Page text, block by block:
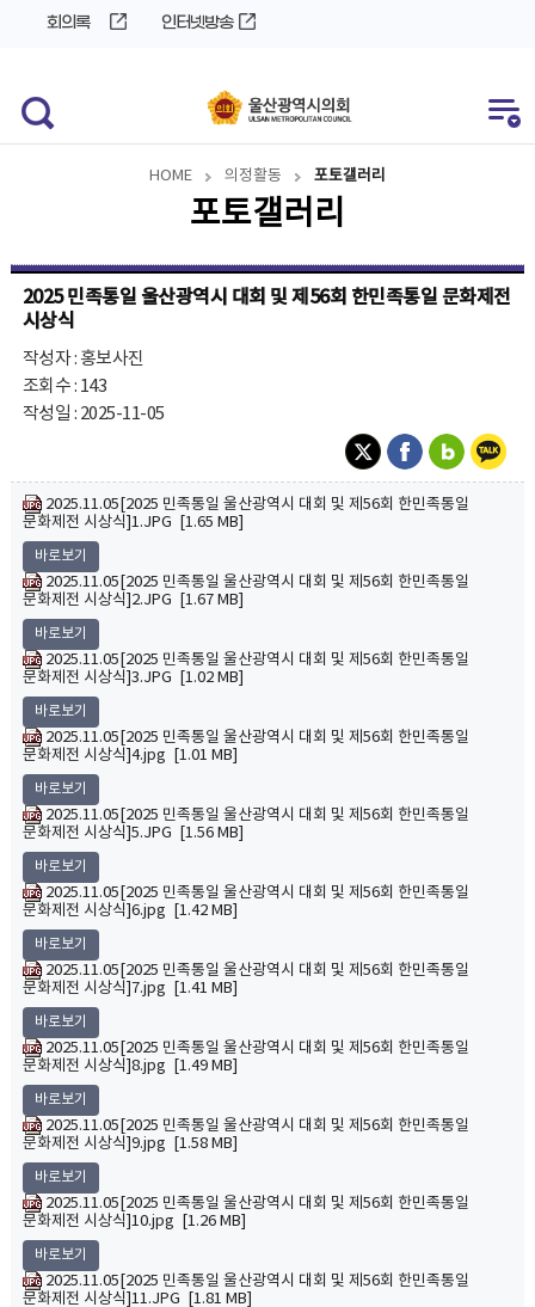
회의록 인터넷방송
HOME 의정활동 포토갤러리
포토갤러리
2025 민족통일 울산광역시 대회 및 제56회 한민족통일 문화제전
시상식
작성자 : 홍보사진
조회수 : 143
작성일 : 2025-11-05
2025.11.05[2025 민족통일 울산광역시 대회 및 제56회 한민족통일
문화제전 시상식]1.JPG [1.65 MB]
바로보기
2025.11.05[2025 민족통일 울산광역시 대회 및 제56회 한민족통일
문화제전 시상식]2.JPG [1.67 MB]
바로보기
2025.11.05[2025 민족통일 울산광역시 대회 및 제56회 한민족통일
문화제전 시상식]3.JPG [1.02 MB]
바로보기
2025.11.05[2025 민족통일 울산광역시 대회 및 제56회 한민족통일
문화제전 시상식]4.jpg [1.01 MB]
바로보기
2025.11.05[2025 민족통일 울산광역시 대회 및 제56회 한민족통일
문화제전 시상식]5.JPG [1.56 MB]
바로보기
2025.11.05[2025 민족통일 울산광역시 대회 및 제56회 한민족통일
문화제전 시상식]6.jpg [1.42 MB]
바로보기
2025.11.05[2025 민족통일 울산광역시 대회 및 제56회 한민족통일
문화제전 시상식]7.jpg [1.41 MB]
바로보기
2025.11.05[2025 민족통일 울산광역시 대회 및 제56회 한민족통일
문화제전 시상식]8.jpg [1.49 MB]
바로보기
2025.11.05[2025 민족통일 울산광역시 대회 및 제56회 한민족통일
문화제전 시상식]9.jpg [1.58 MB]
바로보기
2025.11.05[2025 민족통일 울산광역시 대회 및 제56회 한민족통일
문화제전 시상식]10.jpg [1.26 MB]
바로보기
2025.11.05[2025 민족통일 울산광역시 대회 및 제56회 한민족통일
문화제전 시상식]11.JPG [1.81 MB]